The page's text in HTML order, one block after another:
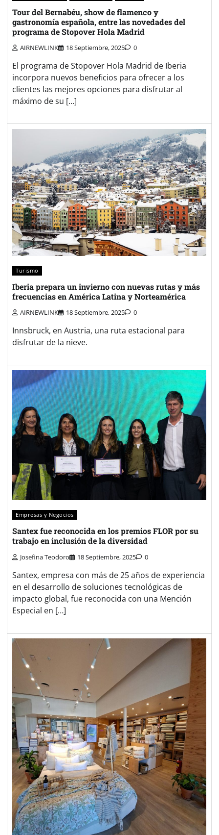
Tour del Bernabéu, show de flamenco y
gastronomía española, entre las novedades del
programa de Stopover Hola Madrid
AIRNEWLINK 18 Septiembre, 2025 0
El programa de Stopover Hola Madrid de Iberia
incorpora nuevos beneficios para ofrecer a los
clientes las mejores opciones para disfrutar al
máximo de su […]
Turismo
Iberia prepara un invierno con nuevas rutas y más
frecuencias en América Latina y Norteamérica
AIRNEWLINK 18 Septiembre, 2025 0
Innsbruck, en Austria, una ruta estacional para
disfrutar de la nieve.
Empresas y Negocios
Santex fue reconocida en los premios FLOR por su
trabajo en inclusión de la diversidad
Josefina Teodoro 18 Septiembre, 2025 0
Santex, empresa con más de 25 años de experiencia
en el desarrollo de soluciones tecnológicas de
impacto global, fue reconocida con una Mención
Especial en […]